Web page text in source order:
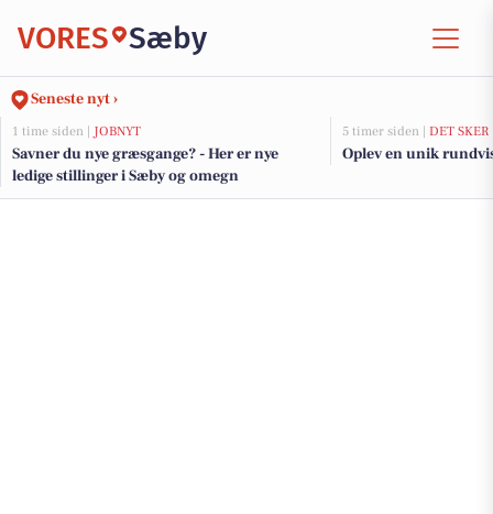
VORES Sæby
Seneste nyt ›
1 time siden | JOBNYT
Savner du nye græsgange? - Her er nye
ledige stillinger i Sæby og omegn
5 timer siden | DET SKER
Oplev en unik